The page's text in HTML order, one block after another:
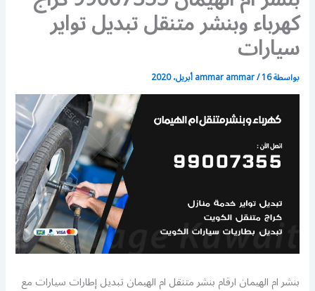
كهرباء وبنشر متنقل تبديل تواير
سيارات
بواسطة ammar ammar/16 أبريل، 2020
بنشر ام الهيمان ارقام بنشر متنقل ام الهيمان تبديل إطارات سيارات مع